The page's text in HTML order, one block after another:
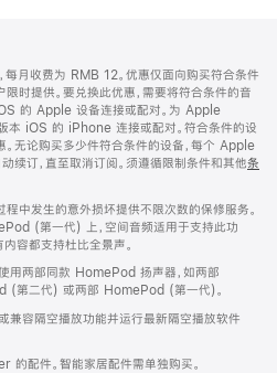
每月收费为 RMB 12。优惠仅面向购买符合条件
时提供。要兑换此优惠，需要将符合条件的音
的 Apple 设备连接或配对。为 Apple
本 iOS 的 iPhone 连接或配对。符合条件的设
无论购买多少件符合条件的设备，每个 Apple
续订，直至取消订阅。须遵循限制条件和其他条
中发生的意外损坏提供不限次数的保修服务。
(第一代) 上，空间音频适用于支持此功
容都支持杜比全景声。
用两部同款 HomePod 扬声器，如两部
(第二代) 或两部 HomePod (第一代)。
容隔空播放功能并运行最新隔空播放软件
配件。智能家居配件需单独购买。